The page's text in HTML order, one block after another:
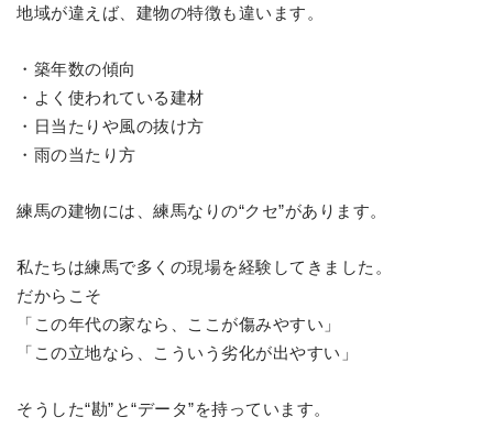
地域が違えば、建物の特徴も違います。
・築年数の傾向
・よく使われている建材
・日当たりや風の抜け方
・雨の当たり方
練馬の建物には、練馬なりの“クセ”があります。
私たちは練馬で多くの現場を経験してきました。
だからこそ
「この年代の家なら、ここが傷みやすい」
「この立地なら、こういう劣化が出やすい」
そうした“勘”と“データ”を持っています。